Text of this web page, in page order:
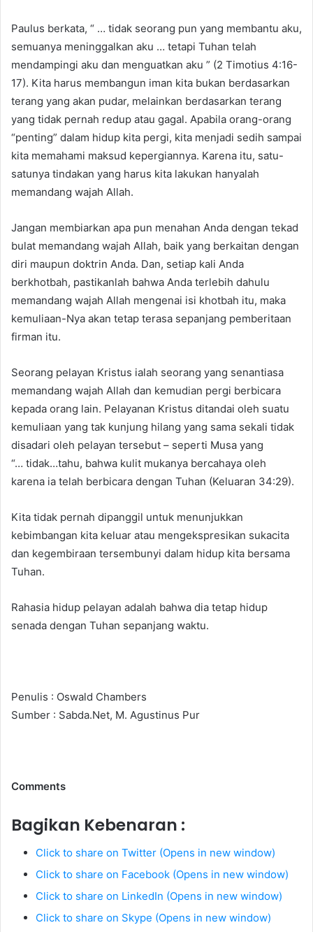
Paulus berkata, “ … tidak seorang pun yang membantu aku,
semuanya meninggalkan aku … tetapi Tuhan telah
mendampingi aku dan menguatkan aku ” (2 Timotius 4:16-
17). Kita harus membangun iman kita bukan berdasarkan
terang yang akan pudar, melainkan berdasarkan terang
yang tidak pernah redup atau gagal. Apabila orang-orang
“penting” dalam hidup kita pergi, kita menjadi sedih sampai
kita memahami maksud kepergiannya. Karena itu, satu-
satunya tindakan yang harus kita lakukan hanyalah
memandang wajah Allah.
Jangan membiarkan apa pun menahan Anda dengan tekad
bulat memandang wajah Allah, baik yang berkaitan dengan
diri maupun doktrin Anda. Dan, setiap kali Anda
berkhotbah, pastikanlah bahwa Anda terlebih dahulu
memandang wajah Allah mengenai isi khotbah itu, maka
kemuliaan-Nya akan tetap terasa sepanjang pemberitaan
firman itu.
Seorang pelayan Kristus ialah seorang yang senantiasa
memandang wajah Allah dan kemudian pergi berbicara
kepada orang lain. Pelayanan Kristus ditandai oleh suatu
kemuliaan yang tak kunjung hilang yang sama sekali tidak
disadari oleh pelayan tersebut – seperti Musa yang
“… tidak…tahu, bahwa kulit mukanya bercahaya oleh
karena ia telah berbicara dengan Tuhan (Keluaran 34:29).
Kita tidak pernah dipanggil untuk menunjukkan
kebimbangan kita keluar atau mengekspresikan sukacita
dan kegembiraan tersembunyi dalam hidup kita bersama
Tuhan.
Rahasia hidup pelayan adalah bahwa dia tetap hidup
senada dengan Tuhan sepanjang waktu.
Penulis : Oswald Chambers
Sumber : Sabda.Net, M. Agustinus Pur
Comments
Bagikan Kebenaran :
Click to share on Twitter (Opens in new window)
Click to share on Facebook (Opens in new window)
Click to share on LinkedIn (Opens in new window)
Click to share on Skype (Opens in new window)